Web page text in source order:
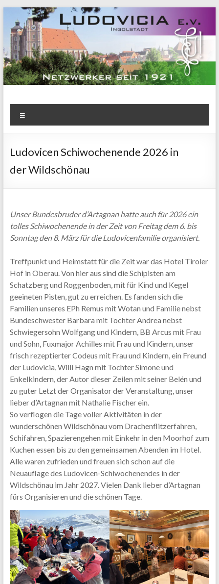
Inhalt
springen
Ludovicen Schiwochenende 2026 in
der Wildschönau
Unser Bundesbruder d’Artagnan hatte auch für 2026 ein
tolles Schiwochenende in der Zeit von Freitag dem 6. bis
Sonntag den 8. März für die Ludovicenfamilie organisiert.
Treffpunkt und Heimstatt für die Zeit war das Hotel Tiroler
Hof in Oberau. Von hier aus sind die Schipisten am
Schatzberg und Roggenboden, mit für Kind und Kegel
geeineten Pisten, gut zu erreichen. Es fanden sich die
Familien unseres EPh Remus mit Wotan und Familie nebst
Bundeschwester Barbara mit Tochter Andrea nebst
Schwiegersohn Wolfgang und Kindern, BB Arcus mit Frau
und Sohn, Fuxmajor Achilles mit Frau und Kindern, unser
frisch rezeptierter Codeus mit Frau und Kindern, ein Freund
der Ludovicia, Willi Hagn mit Tochter Simone und
Enkelkindern, der Autor dieser Zeilen mit seiner Belén und
zu guter Letzt der Organisator der Veranstaltung, unser
lieber d’Artagnan mit Nathalie Fischer ein.
So verflogen die Tage voller Aktivitäten in der
wunderschönen Wildschönau vom Drachenflitzerfahren,
Schifahren, Spazierengehen mit Einkehr in den Moorhof zum
Kuchen essen bis zu den gemeinsamen Abenden im Hotel.
Alle waren zufrieden und freuen sich schon auf die
Neuauflage des Ludovicen-Schiwochenendes in der
Wildschönau im Jahr 2027. Vielen Dank lieber d’Artagnan
fürs Organisieren und die schönen Tage.